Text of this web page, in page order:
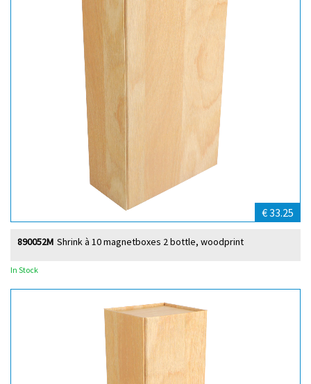
€ 33.25
Shrink à 10 magnetboxes 2 bottle, woodprint
890052M
In Stock